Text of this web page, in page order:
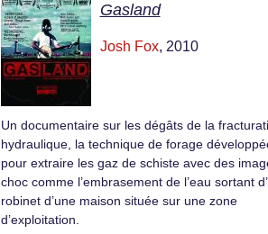
Gasland
Josh Fox, 2010
Un documentaire sur les dégâts de la
hydraulique, la technique de forage
pour extraire les gaz de schiste avec des
choc comme l’embrasement de l’eau sortant
robinet d’une maison située sur une zone
d’exploitation.